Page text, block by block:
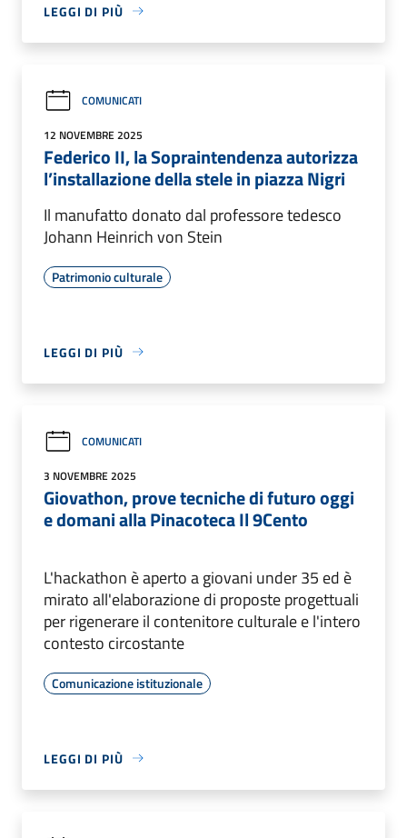
LEGGI DI PIÙ
COMUNICATI
12 NOVEMBRE 2025
Federico II, la Sopraintendenza autorizza
l’installazione della stele in piazza Nigri
Il manufatto donato dal professore tedesco
Johann Heinrich von Stein
Patrimonio culturale
LEGGI DI PIÙ
COMUNICATI
3 NOVEMBRE 2025
Giovathon, prove tecniche di futuro oggi
e domani alla Pinacoteca Il 9Cento
L'hackathon è aperto a giovani under 35 ed è
mirato all'elaborazione di proposte progettuali
per rigenerare il contenitore culturale e l'intero
contesto circostante
Comunicazione istituzionale
LEGGI DI PIÙ